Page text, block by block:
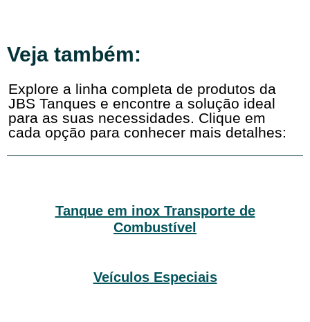
Veja também:
Explore a linha completa de produtos da
JBS Tanques e encontre a solução ideal
para as suas necessidades. Clique em
cada opção para conhecer mais detalhes:
Tanque em inox Transporte de
Combustível
Veículos Especiais